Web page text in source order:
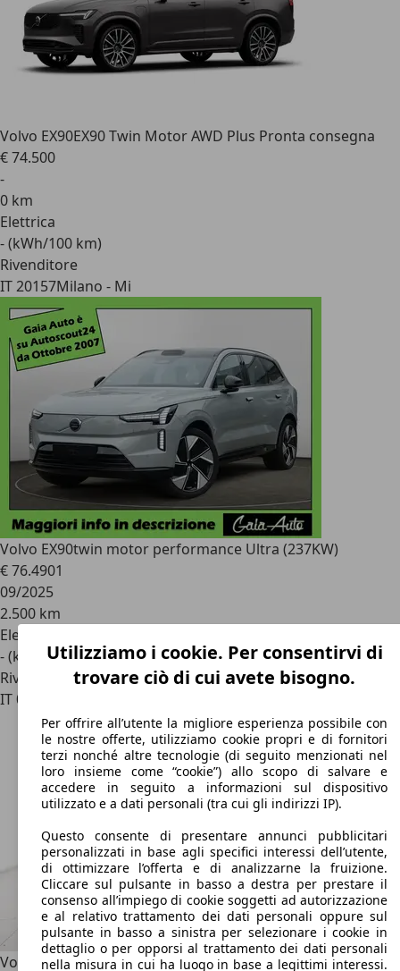
Volvo EX90EX90 Twin Motor AWD Plus Pronta consegna
€ 74.500
-
0 km
Elettrica
- (kWh/100 km)
Rivenditore
IT 20157Milano - Mi
Volvo EX90twin motor performance Ultra (237KW)
€ 76.4901
09/2025
2.500 km
Elettrica
- (kWh/100 km)
Rivenditore
IT 00178
Volvo EX90twin motor Ultra 7 posti - Pronta Consegna
Utilizziamo i cookie. Per consentirvi di
trovare ciò di cui avete bisogno.
Per offrire all’utente la migliore esperienza possibile con
le nostre offerte, utilizziamo cookie propri e di fornitori
terzi nonché altre tecnologie (di seguito menzionati nel
loro insieme come “cookie”) allo scopo di salvare e
accedere in seguito a informazioni sul dispositivo
utilizzato e a dati personali (tra cui gli indirizzi IP).
Questo consente di presentare annunci pubblicitari
personalizzati in base agli specifici interessi dell’utente,
di ottimizzare l’offerta e di analizzarne la fruizione.
Cliccare sul pulsante in basso a destra per prestare il
consenso all’impiego di cookie soggetti ad autorizzazione
e al relativo trattamento dei dati personali oppure sul
pulsante in basso a sinistra per selezionare i cookie in
dettaglio o per opporsi al trattamento dei dati personali
nella misura in cui ha luogo in base a legittimi interessi.